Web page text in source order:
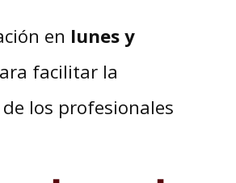
en lunes y
facilitar la
los profesionales